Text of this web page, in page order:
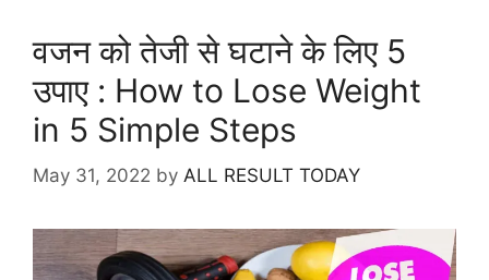
वजन को तेजी से घटाने के लिए 5
उपाए : How to Lose Weight
in 5 Simple Steps
May 31, 2022 by ALL RESULT TODAY